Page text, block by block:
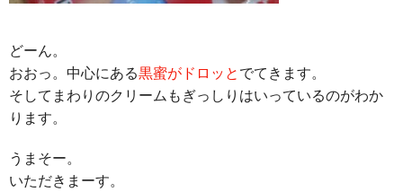
どーん。
おおっ。中心にある黒蜜がドロッと でてきます。
そしてまわりのクリームもぎっしりはいっているのがわか
ります。
うまそー。
いただきまーす。